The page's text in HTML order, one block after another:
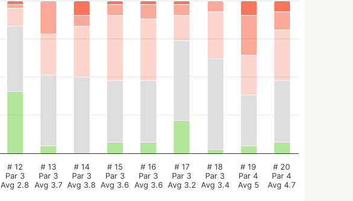
# 12
Par 3
Avg 2.8
# 13
Par 3
Avg 3.7
# 14
Par 3
Avg 3.8
# 15
Par 3
Avg 3.6
# 16
Par 3
Avg 3.6
# 17
Par 3
Avg 3.2
# 18
Par 3
Avg 3.4
# 19
Par 4
Avg 5
# 20
Par 4
Avg 4.7